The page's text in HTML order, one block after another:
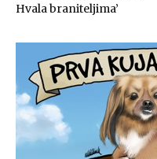
Hvala braniteljima’